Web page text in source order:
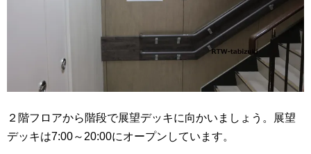
２階フロアから階段で展望デッキに向かいましょう。展望
デッキは7:00～20:00にオープンしています。